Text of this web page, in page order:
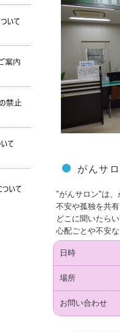
がんサ
"がんサロン"は、
不安や孤独を共
どこに聞いたら
心配ごとや不安
日時
場所
お問い合わせ